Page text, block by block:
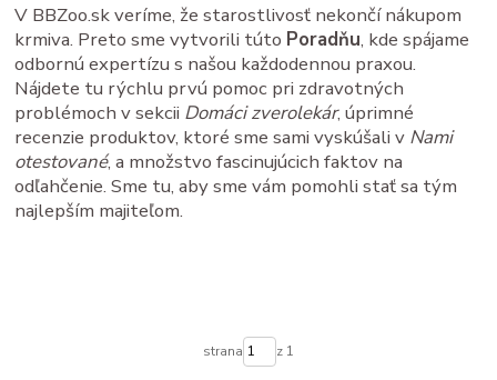
V BBZoo.sk veríme, že starostlivosť nekončí nákupom
krmiva. Preto sme vytvorili túto Poradňu, kde spájame
odbornú expertízu s našou každodennou praxou.
Nájdete tu rýchlu prvú pomoc pri zdravotných
problémoch v sekcii Domáci zverolekár, úprimné
recenzie produktov, ktoré sme sami vyskúšali v Nami
otestované, a množstvo fascinujúcich faktov na
odľahčenie. Sme tu, aby sme vám pomohli stať sa tým
najlepším majiteľom.
strana z 1